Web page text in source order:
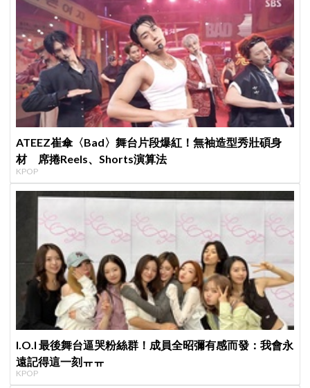
ATEEZ崔傘〈Bad〉舞台片段爆紅！無袖造型秀壯碩身
材 席捲Reels、Shorts演算法
KPOP
I.O.I 最後舞台逼哭粉絲群！成員全昭彌有感而發：我會永
遠記得這一刻ㅠㅠ
KPOP